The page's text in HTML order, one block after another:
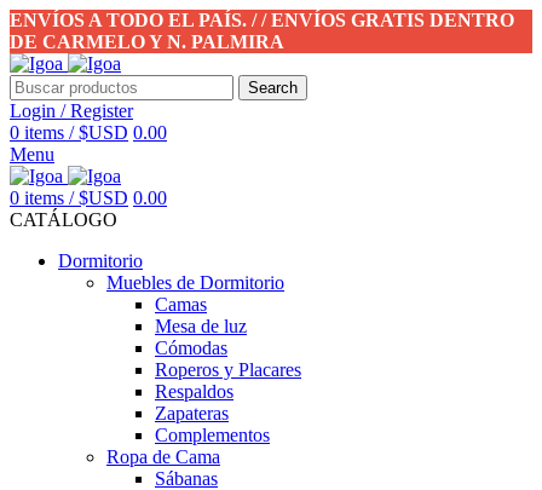
ENVÍOS A TODO EL PAÍS. / / ENVÍOS GRATIS DENTRO
DE CARMELO Y N. PALMIRA
Search
Login / Register
0 items / $USD 0.00
Menu
0 items / $USD 0.00
CATÁLOGO
Dormitorio
Muebles de Dormitorio
Camas
Mesa de luz
Cómodas
Roperos y Placares
Respaldos
Zapateras
Complementos
Ropa de Cama
Sábanas